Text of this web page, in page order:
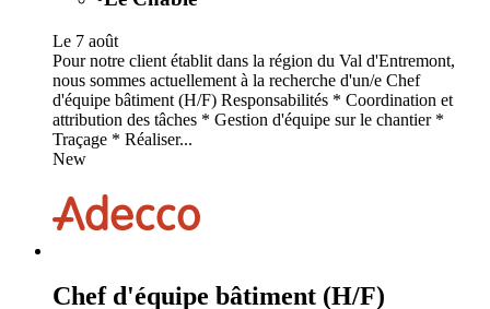
Le 7 août
Pour notre client établit dans la région du Val d'Entremont,
nous sommes actuellement à la recherche d'un/e Chef
d'équipe bâtiment (H/F) Responsabilités * Coordination et
attribution des tâches * Gestion d'équipe sur le chantier *
Traçage * Réaliser...
New
Chef d'équipe bâtiment (H/F)